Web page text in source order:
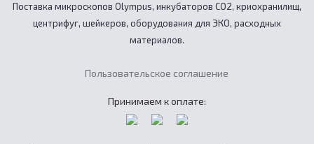
Поставка микроскопов Olympus, инкубаторов CO2, криохранилищ,
центрифуг, шейкеров, оборудования для ЭКО, расходных
материалов.
Пользовательское соглашение
Принимаем к оплате: